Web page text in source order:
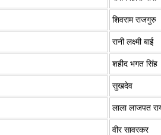
शिवराम राजगुरु
रानी लक्ष्मी बाई
शहीद भगत सिंह
सुखदेव
लाला लाजपत
वीर सावरकर